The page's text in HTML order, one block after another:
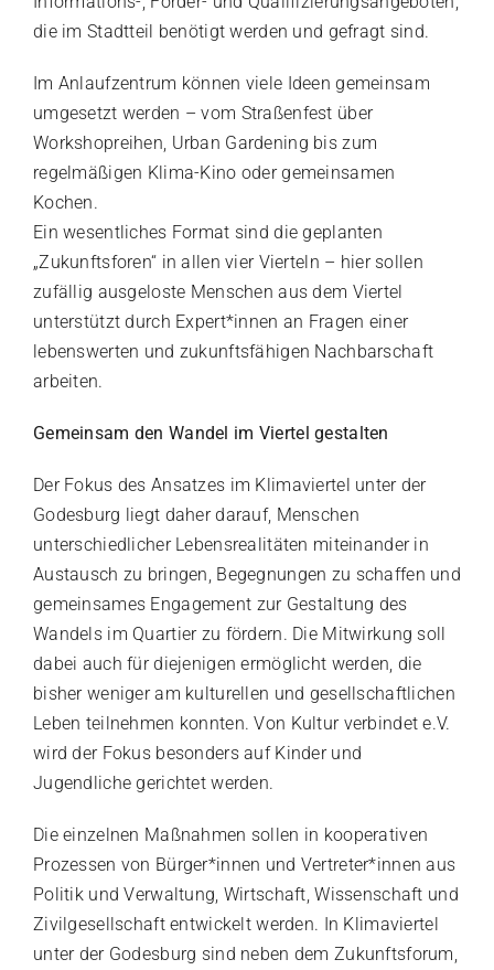
die im Stadtteil benötigt werden und gefragt sind.
Im Anlaufzentrum können viele Ideen gemeinsam
umgesetzt werden – vom Straßenfest über
Workshopreihen, Urban Gardening bis zum
regelmäßigen Klima-Kino oder gemeinsamen
Kochen.
Ein wesentliches Format sind die geplanten
„Zukunftsforen“ in allen vier Vierteln – hier sollen
zufällig ausgeloste Menschen aus dem Viertel
unterstützt durch Expert*innen an Fragen einer
lebenswerten und zukunftsfähigen Nachbarschaft
arbeiten.
Gemeinsam den Wandel im Viertel gestalten
Der Fokus des Ansatzes im Klimaviertel unter der
Godesburg liegt daher darauf, Menschen
unterschiedlicher Lebensrealitäten miteinander in
Austausch zu bringen, Begegnungen zu schaffen und
gemeinsames Engagement zur Gestaltung des
Wandels im Quartier zu fördern. Die Mitwirkung soll
dabei auch für diejenigen ermöglicht werden, die
bisher weniger am kulturellen und gesellschaftlichen
Leben teilnehmen konnten. Von Kultur verbindet e.V.
wird der Fokus besonders auf Kinder und
Jugendliche gerichtet werden.
Die einzelnen Maßnahmen sollen in kooperativen
Prozessen von Bürger*innen und Vertreter*innen aus
Politik und Verwaltung, Wirtschaft, Wissenschaft und
Zivilgesellschaft entwickelt werden. In Klimaviertel
unter der Godesburg sind neben dem Zukunftsforum,